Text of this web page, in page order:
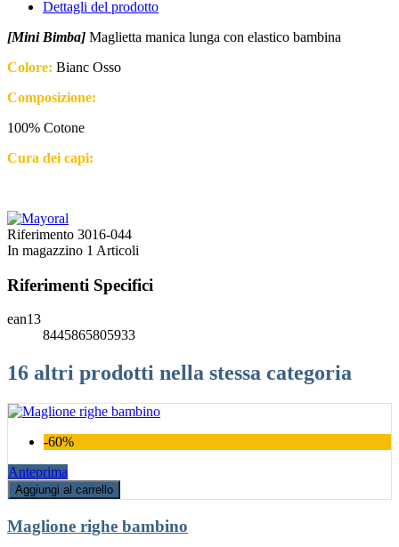
Dettagli del prodotto
[Mini Bimba] Maglietta manica lunga con elastico bambina
Colore: Bianc Osso
Composizione:
100% Cotone
Cura dei capi:
Riferimento 3016-044
In magazzino 1 Articoli
Riferimenti Specifici
ean13
8445865805933
16 altri prodotti nella stessa categoria
-60%
Anteprima
Aggiungi al carrello
Maglione righe bambino